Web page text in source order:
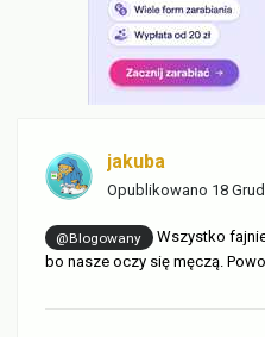
jakuba
Opublikowano 18
@Blogowany
Wszystko
bo nasze oczy się męczą.